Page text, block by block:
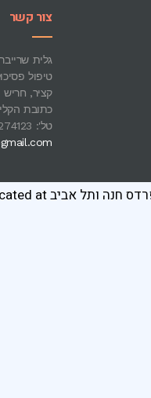
צור קשר
גלית
טיפול
קציר, חריש
כתובת
טל': 054-6274123
חנה ותל אביב